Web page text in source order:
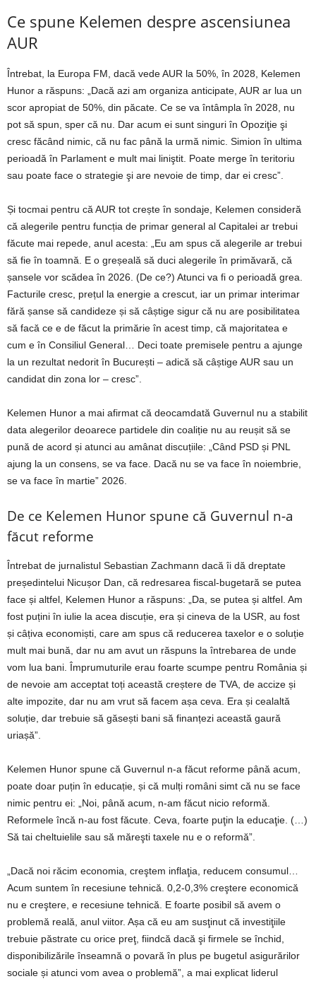
Ce spune Kelemen despre ascensiunea
AUR
Întrebat, la Europa FM, dacă vede AUR la 50%, în 2028, Kelemen
Hunor a răspuns: „Dacă azi am organiza anticipate, AUR ar lua un
scor apropiat de 50%, din păcate. Ce se va întâmpla în 2028, nu
pot să spun, sper că nu. Dar acum ei sunt singuri în Opoziţie şi
cresc făcând nimic, că nu fac până la urmă nimic. Simion în ultima
perioadă în Parlament e mult mai liniştit. Poate merge în teritoriu
sau poate face o strategie şi are nevoie de timp, dar ei cresc”.
Și tocmai pentru că AUR tot crește în sondaje, Kelemen consideră
că alegerile pentru funcția de primar general al Capitalei ar trebui
făcute mai repede, anul acesta: „Eu am spus că alegerile ar trebui
să fie în toamnă. E o greșeală să duci alegerile în primăvară, că
șansele vor scădea în 2026. (De ce?) Atunci va fi o perioadă grea.
Facturile cresc, prețul la energie a crescut, iar un primar interimar
fără șanse să candideze și să câștige sigur că nu are posibilitatea
să facă ce e de făcut la primărie în acest timp, că majoritatea e
cum e în Consiliul General… Deci toate premisele pentru a ajunge
la un rezultat nedorit în București – adică să câștige AUR sau un
candidat din zona lor – cresc”.
Kelemen Hunor a mai afirmat că deocamdată Guvernul nu a stabilit
data alegerilor deoarece partidele din coaliție nu au reușit să se
pună de acord și atunci au amânat discuțiile: „Când PSD și PNL
ajung la un consens, se va face. Dacă nu se va face în noiembrie,
se va face în martie” 2026.
De ce Kelemen Hunor spune că Guvernul n-a
făcut reforme
Întrebat de jurnalistul Sebastian Zachmann dacă îi dă dreptate
președintelui Nicușor Dan, că redresarea fiscal-bugetară se putea
face și altfel, Kelemen Hunor a răspuns: „Da, se putea și altfel. Am
fost puțini în iulie la acea discuție, era și cineva de la USR, au fost
și câțiva economiști, care am spus că reducerea taxelor e o soluție
mult mai bună, dar nu am avut un răspuns la întrebarea de unde
vom lua bani. Împrumuturile erau foarte scumpe pentru România și
de nevoie am acceptat toți această creștere de TVA, de accize și
alte impozite, dar nu am vrut să facem așa ceva. Era și cealaltă
soluție, dar trebuie să găsești bani să finanțezi această gaură
uriașă”.
Kelemen Hunor spune că Guvernul n-a făcut reforme până acum,
poate doar puțin în educație, și că mulți români simt că nu se face
nimic pentru ei: „Noi, până acum, n-am făcut nicio reformă.
Reformele încă n-au fost făcute. Ceva, foarte puţin la educaţie. (…)
Să tai cheltuielile sau să măreşti taxele nu e o reformă”.
„Dacă noi răcim economia, creştem inflaţia, reducem consumul…
Acum suntem în recesiune tehnică. 0,2-0,3% creştere economică
nu e creştere, e recesiune tehnică. E foarte posibil să avem o
problemă reală, anul viitor. Așa că eu am susţinut că investiţiile
trebuie păstrate cu orice preţ, fiindcă dacă şi firmele se închid,
disponibilizările înseamnă o povară în plus pe bugetul asigurărilor
sociale și atunci vom avea o problemă”, a mai explicat liderul